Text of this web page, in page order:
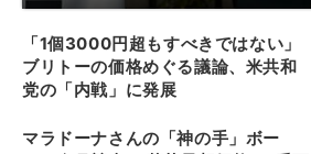
「1個3000円超もすべきではない」
ブリトーの価格めぐる議論、米共和
党の「内戦」に発展
マラドーナさんの「神の手」ボー